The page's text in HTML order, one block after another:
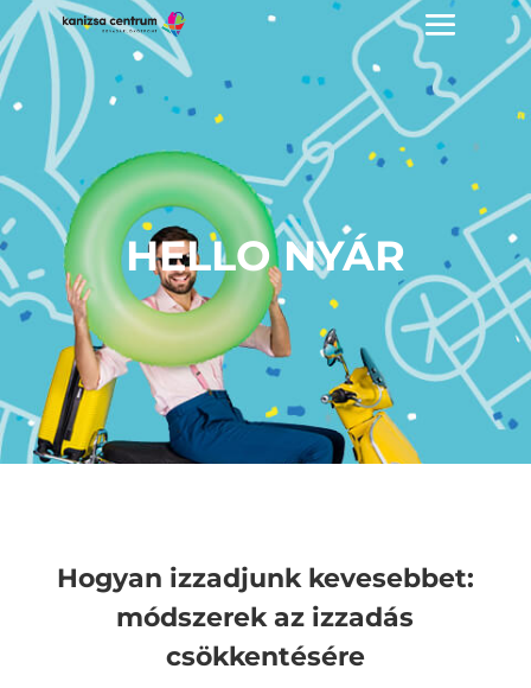
HELLO NYÁR
Hogyan izzadjunk kevesebbet:
módszerek az izzadás
csökkentésére